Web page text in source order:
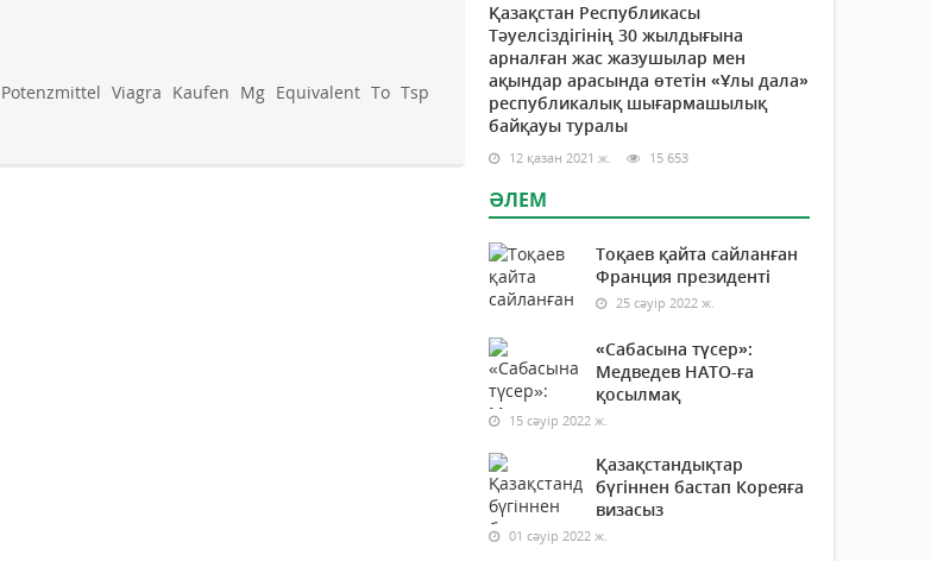
Potenzmittel Viagra Kaufen Mg Equivalent To Tsp
Қазақстан Республикасы
Тәуелсіздігінің 30 жылдығына
арналған жас жазушылар мен
ақындар арасында өтетін «Ұлы дала»
республикалық шығармашылық
байқауы туралы
12 қазан 2021 ж. 15 653
ӘЛЕМ
Тоқаев қайта сайланған
Франция президенті
25 сәуір 2022 ж.
«Сабасына түсер»:
Медведев НАТО-ға
қосылмақ
15 сәуір 2022 ж.
Қазақстандықтар
бүгіннен бастап Кореяға
визасыз
01 сәуір 2022 ж.